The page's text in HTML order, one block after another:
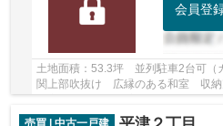
会員登
土地面積：53.3坪 並列駐車2台可
関上部吹抜け 広縁のある和室 収納
ム完成】 ◇全居室クロス張替え、
売買 | 中古一戸建